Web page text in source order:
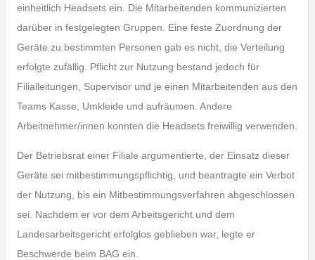
einheitlich Headsets ein. Die Mitarbeitenden kommunizierten
darüber in festgelegten Gruppen. Eine feste Zuordnung der
Geräte zu bestimmten Personen gab es nicht, die Verteilung
erfolgte zufällig. Pflicht zur Nutzung bestand jedoch für
Filialleitungen, Supervisor und je einen Mitarbeitenden aus den
Teams Kasse, Umkleide und aufräumen. Andere
Arbeitnehmer/innen konnten die Headsets freiwillig verwenden.
Der Betriebsrat einer Filiale argumentierte, der Einsatz dieser
Geräte sei mitbestimmungspflichtig, und beantragte ein Verbot
der Nutzung, bis ein Mitbestimmungsverfahren abgeschlossen
sei. Nachdem er vor dem Arbeitsgericht und dem
Landesarbeitsgericht erfolglos geblieben war, legte er
Beschwerde beim BAG ein.